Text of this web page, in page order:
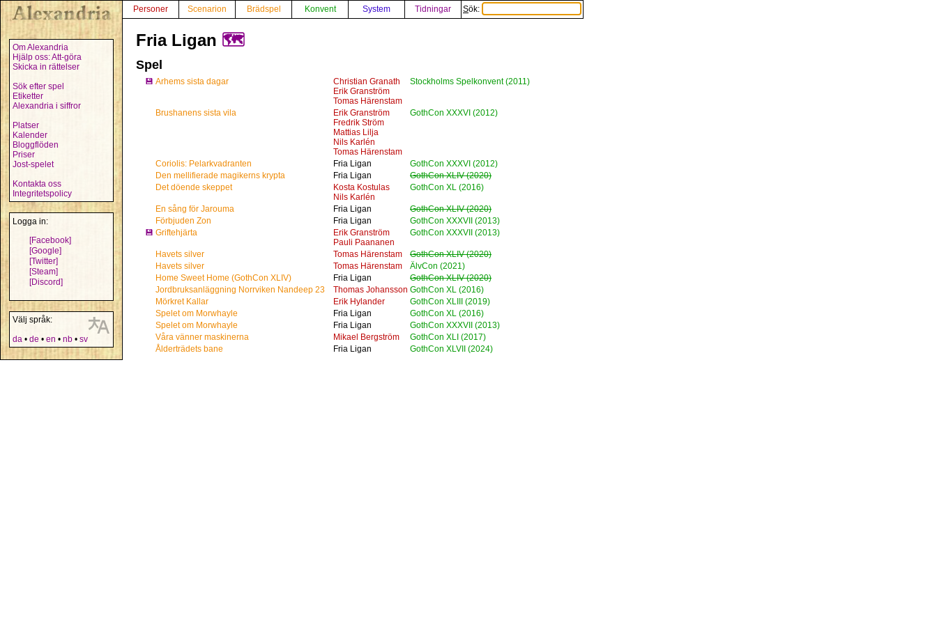
Om Alexandria
Hjälp oss: Att-göra
Skicka in rättelser
Sök efter spel
Etiketter
Alexandria i siffror
Platser
Kalender
Bloggflöden
Priser
Jost-spelet
Kontakta oss
Integritetspolicy
Logga in:
[Facebook]
[Google]
[Twitter]
[Steam]
[Discord]
Välj språk:
da • de • en • nb • sv
Personer Scenarion Brädspel Konvent System Tidningar Sök:
Fria Ligan 🗺️
Spel
💾 Arhems sista dagar
Christian Granath
Erik Granström
Tomas Härenstam
Stockholms Spelkonvent (2011)
Brushanens sista vila
Erik Granström
Fredrik Ström
Mattias Lilja
Nils Karlén
Tomas Härenstam
GothCon XXXVI (2012)
Coriolis: Pelarkvadranten Fria Ligan
GothCon XXXVI (2012)
Den mellifierade magikerns krypta
Fria Ligan
GothCon XLIV (2020)
Det döende skeppet
Kosta Kostulas
Nils Karlén
GothCon XL (2016)
En sång för Jarouma Fria Ligan
GothCon XLIV (2020)
Förbjuden Zon
Fria Ligan
GothCon XXXVII (2013)
💾 Griftehjärta
Erik Granström
Pauli Paananen
GothCon XXXVII (2013)
Havets silver Tomas Härenstam
GothCon XLIV (2020)
Havets silver
Tomas Härenstam
ÄlvCon (2021)
Home Sweet Home (GothCon XLIV)
Fria Ligan
GothCon XLIV (2020)
Jordbruksanläggning Norrviken Nandeep 23
Thomas Johansson GothCon XL (2016)
Mörkret Kallar
Erik Hylander
GothCon XLIII (2019)
Spelet om Morwhayle
Fria Ligan
GothCon XL (2016)
Spelet om Morwhayle
Fria Ligan
GothCon XXXVII (2013)
Våra vänner maskinerna
Mikael Bergström
GothCon XLI (2017)
Ålderträdets bane
Fria Ligan GothCon XLVII (2024)